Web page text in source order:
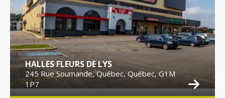
HALLES FLEURS DE LYS
245 Rue Soumande, Québec, Québec, G1M
1P7